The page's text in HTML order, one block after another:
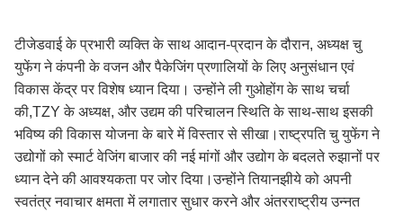
टीजेडवाई के प्रभारी व्यक्ति के साथ आदान-प्रदान के दौरान, अध्यक्ष चु
युफेंग ने कंपनी के वजन और पैकेजिंग प्रणालियों के लिए अनुसंधान एवं
विकास केंद्र पर विशेष ध्यान दिया। उन्होंने ली गुओहोंग के साथ चर्चा
की,TZY के अध्यक्ष, और उद्यम की परिचालन स्थिति के साथ-साथ इसकी
भविष्य की विकास योजना के बारे में विस्तार से सीखा।राष्ट्रपति चु युफेंग ने
उद्योगों को स्मार्ट वेजिंग बाजार की नई मांगों और उद्योग के बदलते रुझानों पर
ध्यान देने की आवश्यकता पर जोर दिया।उन्होंने तियानझीये को अपनी
स्वतंत्र नवाचार क्षमता में लगातार सुधार करने और अंतरराष्ट्रीय उन्नत